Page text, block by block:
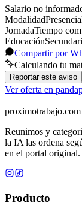
Salario no
Modalidad
JornadaTiempo
Educación
Compartir por
Calculando tu
Reportar este aviso
Ver oferta en
proximotrabajo.com
Reunimos y
la IA las ordena
en el portal original.
Producto